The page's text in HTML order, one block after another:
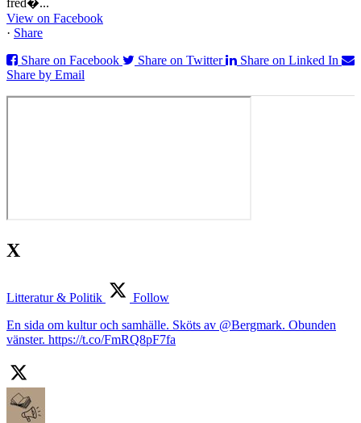
fred�...
View on Facebook
· Share
Share on Facebook
Share on Twitter
Share on Linked In
Share by Email
X
Litteratur & Politik
Follow
En sida om kultur och samhälle. Sköts av @Bergmark. Obunden
vänster. https://t.co/FmRQ8pF7fa